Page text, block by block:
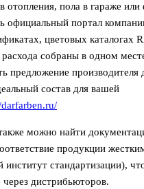
отопления, пола в гараже
официальный портал
цветовых каталогах
расхода собраны в одном
предложение производителя
состав для вашей
можно найти
продукции
стандартизации),
через дистрибьюторов.